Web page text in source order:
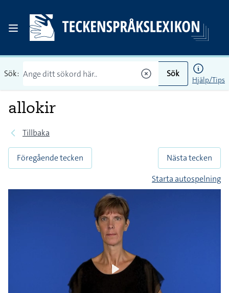
Sök: Sök
Hjälp/Tips
allokir
Tillbaka
Föregående tecken
Nästa tecken
Starta autospelning